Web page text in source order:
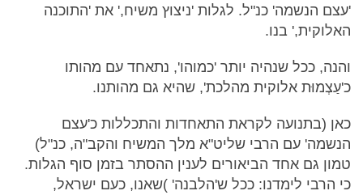
'עצם הנשמה' כנ"ל. לגלות 'ניצוץ משיח,' את 'התוכנה
האלוקית,' בנו.
והנה, ככל שנהיה יותר 'כמוהו', נתאחד עם מהותו
כ'עַצְמוּת אלוקית מהלכת', שהיא גם מהותנו.
כאן (בתנועה לקראת התאחדות והתכללות כ'עצם
הנשמה' עם הרבי שליט"א מלך המשיח והקב"ה, כנ"ל)
טמון גם אחד הביאורים לענין ההסתר בזמן סוף הגלות.
כי הרבי לימדנו: ככל ש'הלבנה' )שאנו, כעם ישראל,